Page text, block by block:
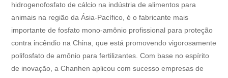
hidrogenofosfato de cálcio na indústria de alimentos para
animais na região da Ásia-Pacífico, é o fabricante mais
importante de fosfato mono-amônio profissional para proteção
contra incêndio na China, que está promovendo vigorosamente
polifosfato de amônio para fertilizantes. Com base no espírito
de inovação, a Chanhen aplicou com sucesso empresas de